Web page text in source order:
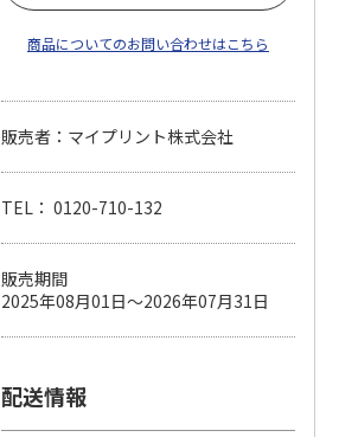
商品についてのお問い合わせはこちら
販売者：マイプリント株式会社
TEL： 0120-710-132
販売期間
2025年08月01日～2026年07月31日
配送情報